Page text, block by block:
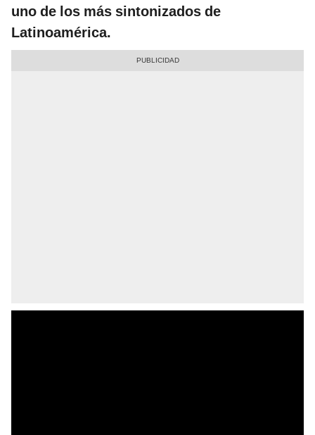
uno de los más sintonizados de
Latinoamérica.